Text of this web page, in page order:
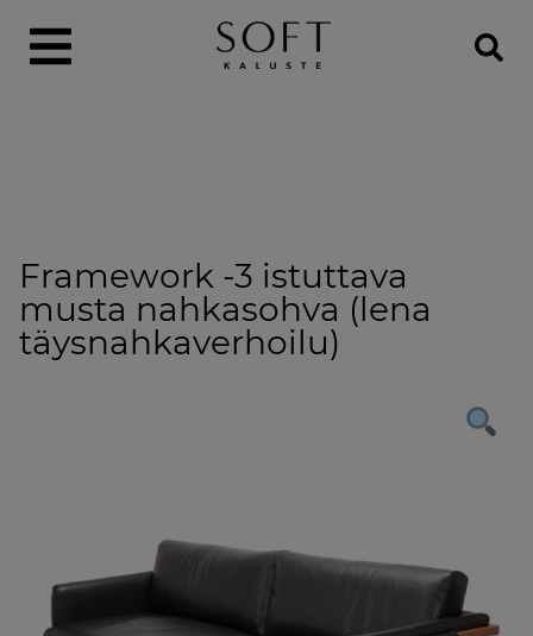
Framework -3 istuttava
musta nahkasohva (lena
täysnahkaverhoilu)